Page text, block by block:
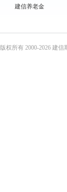
建信养老金
版权所有 2000-2026 建信